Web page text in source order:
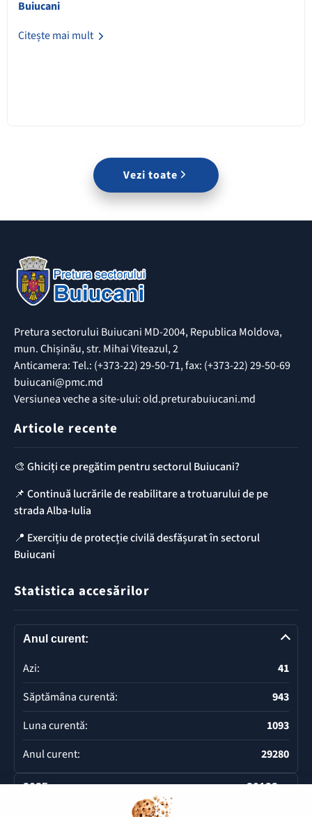
Buiucani
Citește mai mult
Vezi toate
Pretura sectorului Buiucani MD-2004, Republica Moldova,
mun. Chișinău, str. Mihai Viteazul, 2
Anticamera: Tel.: (+373-22) 29-50-71, fax: (+373-22) 29-50-69
buiucani@pmc.md
Versiunea veche a site-ului: old.preturabuiucani.md
Articole recente
🎨 Ghiciți ce pregătim pentru sectorul Buiucani?
📌 Continuă lucrările de reabilitare a trotuarului de pe
strada Alba-Iulia
📍 Exercițiu de protecție civilă desfășurat în sectorul
Buiucani
Statistica accesărilor
Anul curent:
Azi:
41
Săptămâna curentă:
943
Luna curentă:
1093
Anul curent:
29280
2025 20132